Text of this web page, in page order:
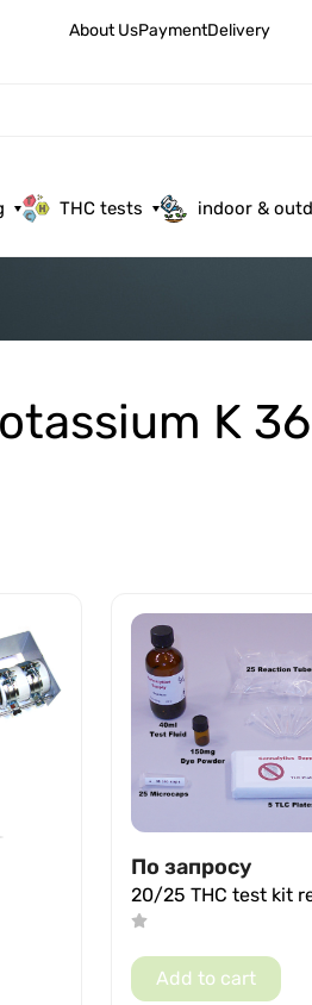
About UsPaymentDelivery
THC tests indoor &
K
По запросу
20/25 THC test kit
Add to cart